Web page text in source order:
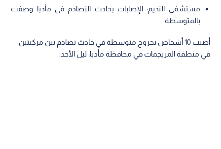
مستشفى النديم: الإصابات بحادث التصادم في مأدبا وصفت
بالمتوسطة
أصيب 10 أشخاص بجروح متوسطة في حادث تصادم بين مركبتين
في منطقة المريجمات في محافظة مأدبا، ليل الأحد.